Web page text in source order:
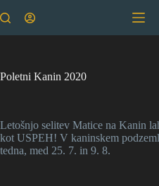
to
Poletni Kanin 2020
Letošnjo selitev Matice na Kanin
kot USPEH! V kaninskem
tedna, med 25. 7. in 9. 8.